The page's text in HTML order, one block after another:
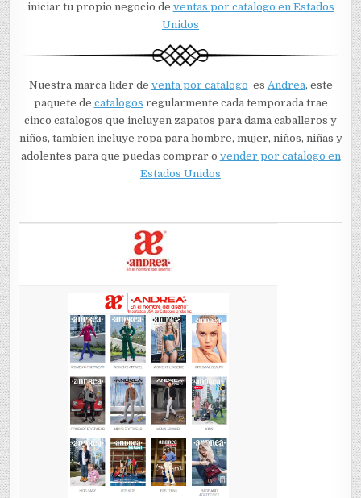
iniciar tu propio negocio de ventas por catalogo en Estados
Unidos
Nuestra marca lider de venta por catalogo es Andrea, este
paquete de catalogos regularmente cada temporada trae
cinco catalogos que incluyen zapatos para dama caballeros y
niños, tambien incluye ropa para hombre, mujer, niños, niñas y
adolentes para que puedas comprar o vender por catalogo en
Estados Unidos